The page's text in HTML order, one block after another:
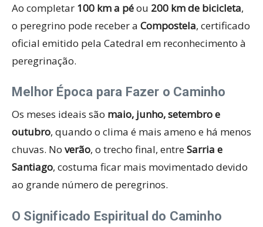
Ao completar 100 km a péou 200 km de bicicleta,
o peregrino pode receber a Compostela, certificado
oficial emitido pela Catedral em reconhecimento à
peregrinação.
Melhor Época para Fazer o Caminho
Os meses ideais são maio, junho, setembro e
outubro, quando o clima é mais ameno e há menos
chuvas. No verão, o trecho final, entreSarria e
Santiago, costuma ficar mais movimentado devido
ao grande número de peregrinos.
O Significado Espiritual do Caminho